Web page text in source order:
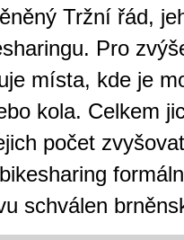
Tržní řád,
Pro
místa, kde je
kola. Celkem
počet
schválen
Brno je
zajímavé
restaurace,
kde si
hry. V
nabídku her
pro pravidelné